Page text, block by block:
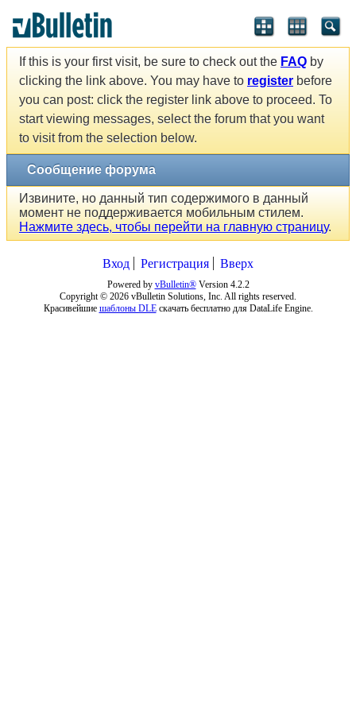
If this is your first visit, be sure to check out the FAQ by
clicking the link above. You may have to register before
you can post: click the register link above to proceed. To
start viewing messages, select the forum that you want
to visit from the selection below.
Сообщение форума
Извините, но данный тип содержимого в данный
момент не поддерживается мобильным стилем.
Нажмите здесь, чтобы перейти на главную страницу.
Вход Регистрация Вверх
Powered by vBulletin®Version 4.2.2
Copyright © 2026 vBulletin Solutions, Inc. All rights reserved.
Красивейшие шаблоны DLEскачать бесплатно для DataLife Engine.